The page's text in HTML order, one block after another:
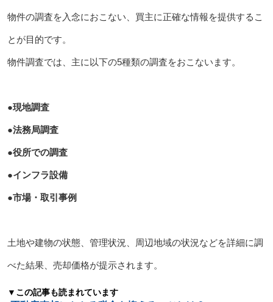
物件の調査を入念におこない、買主に正確な情報を提供するこ
とが目的です。
物件調査では、主に以下の5種類の調査をおこないます。
●現地調査
●法務局調査
●役所での調査
●インフラ設備
●市場・取引事例
土地や建物の状態、管理状況、周辺地域の状況などを詳細に調
べた結果、売却価格が提示されます。
▼この記事も読まれています